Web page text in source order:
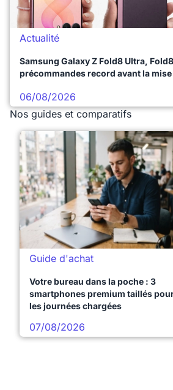
Actualité
Samsung Galaxy Z Fold8 Ultra,
précommandes record avant la
06/08/2026
Nos guides et comparatifs
Guide d'achat
Votre bureau dans la poche : 3
smartphones premium taillés
les journées chargées
07/08/2026